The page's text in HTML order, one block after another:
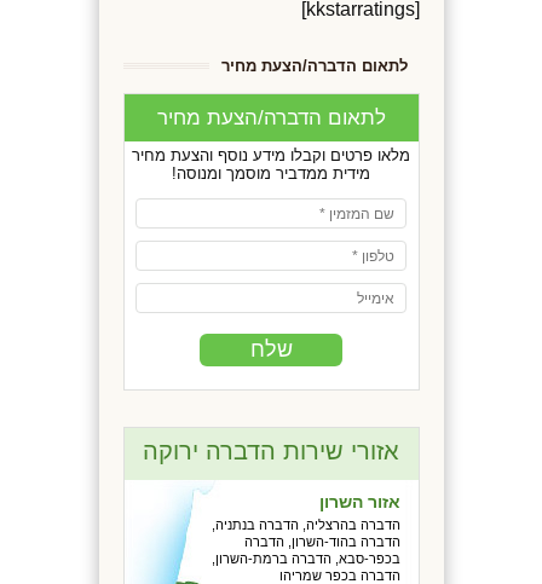
[kkstarratings]
לתאום הדברה/הצעת מחיר
לתאום הדברה/הצעת מחיר
מלאו פרטים וקבלו מידע נוסף והצעת מחיר
מידית ממדביר מוסמך ומנוסה!
אזורי שירות הדברה ירוקה
אזור השרון
הדברה בהרצליה, הדברה בנתניה,
הדברה בהוד-השרון, הדברה
בכפר-סבא, הדברה ברמת-השרון,
הדברה בכפר שמריהו